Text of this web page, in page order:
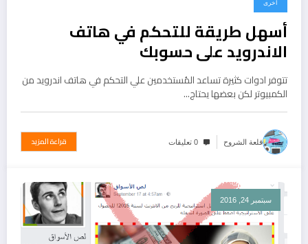
سبتمبر 25, 2016
أخرى
أسهل طريقة للتحكم في هاتف
الاندرويد على حسوبك
تتوفر ادوات كثيرة تساعد المُستخدمين علي التحكم في هاتف اندرويد من
الكمبيوتر لكن بعضها يحتاج…
قلعة الشروح 0 تعليقات قراءة المزيد
سبتمبر 24, 2016